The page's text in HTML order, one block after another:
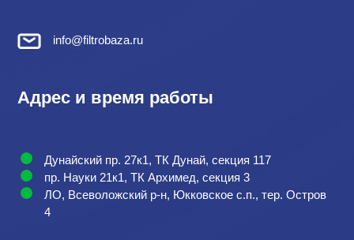
info@filtrobaza.ru
Адрес и время работы
Дунайский пр. 27к1, ТК Дунай, секция 117
пр. Науки 21к1, ТК Архимед, секция 3
ЛО, Всеволожский р-н, Юкковское с.п., тер. Остров
4